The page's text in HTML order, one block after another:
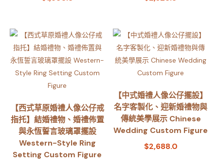
【西式草原婚禮人像公仔戒
指托】結婚禮物、婚禮佈置
與永恆誓言玻璃罩擺設
Western-Style Ring
Setting Custom Figure
【中式婚禮人像公仔擺設】
名字客製化、迎新婚禮物與
傳統美學展示 Chinese
Wedding Custom Figure
$2,688.0